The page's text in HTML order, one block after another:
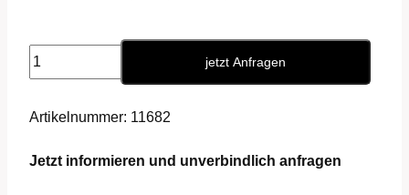
Kinder
∗
jetzt Anfragen
Artikelnummer: 11682
Jetzt informieren und unverbindlich anfragen